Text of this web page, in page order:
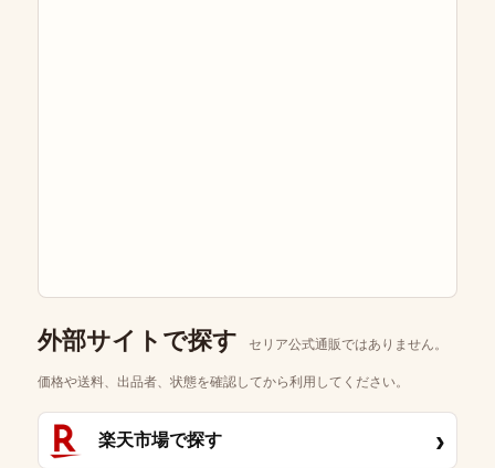
外部サイトで探す セリア公式通販ではありません。
価格や送料、出品者、状態を確認してから利用してください。
楽天市場で探す ›